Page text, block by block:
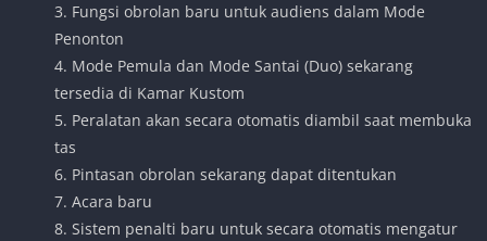
3. Fungsi obrolan baru untuk audiens dalam Mode
Penonton
4. Mode Pemula dan Mode Santai (Duo) sekarang
tersedia di Kamar Kustom
5. Peralatan akan secara otomatis diambil saat membuka
tas
6. Pintasan obrolan sekarang dapat ditentukan
7. Acara baru
8. Sistem penalti baru untuk secara otomatis mengatur